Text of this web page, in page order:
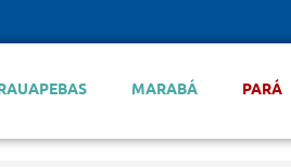
MARABÁ PARÁ